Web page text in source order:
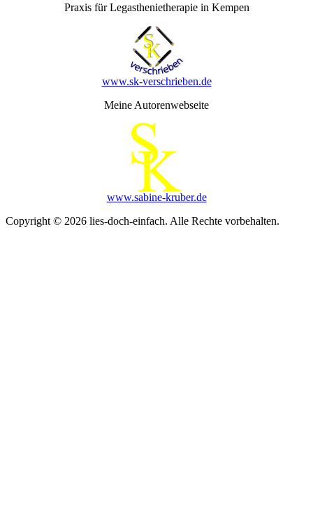
Praxis für Legasthenietherapie in Kempen
www.sk-verschrieben.de
Meine Autorenwebseite
www.sabine-kruber.de
Copyright © 2026 lies-doch-einfach. Alle Rechte vorbehalten.